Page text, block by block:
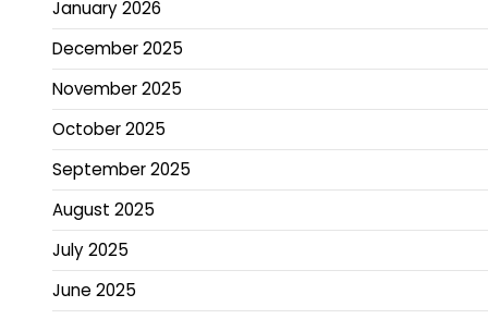
January 2026
December 2025
November 2025
October 2025
September 2025
August 2025
July 2025
June 2025